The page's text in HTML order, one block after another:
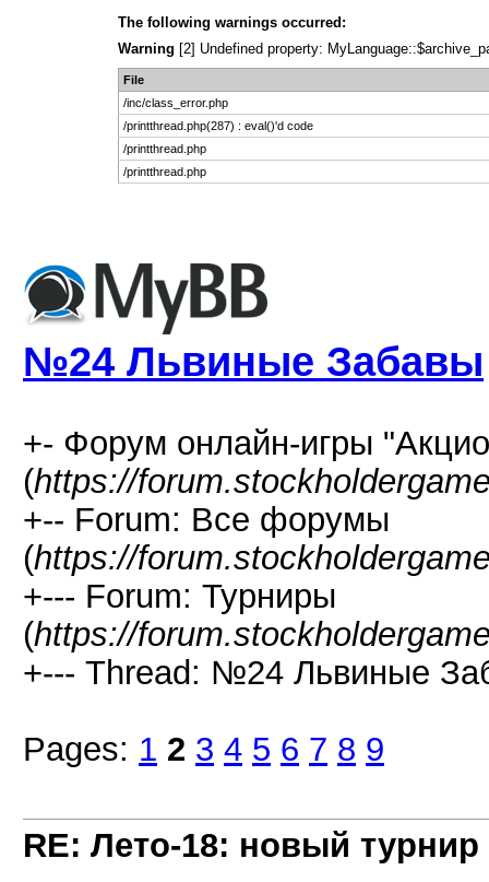
The following warnings occurred:
Warning [2] Undefined property:
File
/inc/class_error.php
/printthread.php(287) : eval()'d code
/printthread.php
/printthread.php
№24 Львиные Забавы
+- Форум онлайн-игры
(https://
+-- Forum: Все форумы
(https://
+--- Forum: Турниры
(https://
+--- Thread: №24 Львиные
Pages: 1 2 3 4 5 6 7 8 9
RE: Лето-18: новый турнир